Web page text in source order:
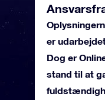
er
Dog er
stand til at